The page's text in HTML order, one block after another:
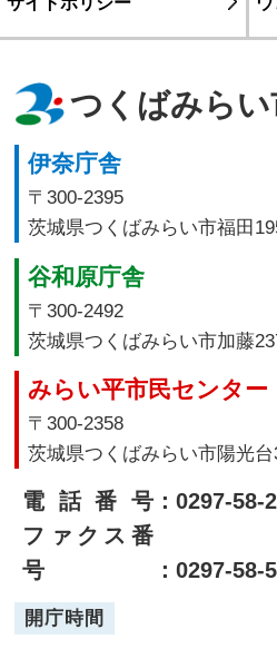
つくばみらい
伊奈庁舎
〒300-2395
茨城県つくばみらい市福田
谷和原庁舎
〒300-2492
茨城県つくばみらい市加藤
みらい平市民センター
〒300-2358
茨城県つくばみらい市陽光
電話番号：0297-58-
ファクス番
号
：0297-58-
開庁時間